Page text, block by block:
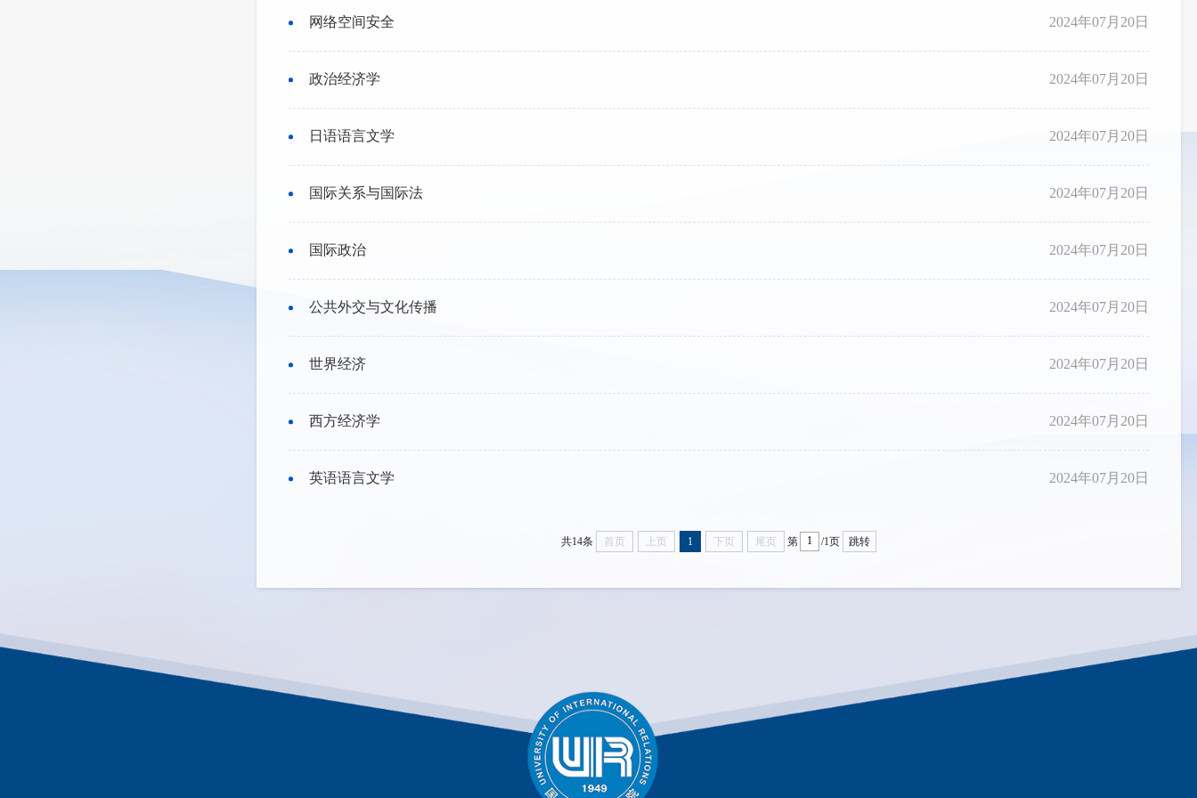
2024年07月20日
网络空间安全
2024年07月20日
政治经济学
2024年07月20日
日语语言文学
2024年07月20日
国际关系与国际法
2024年07月20日
国际政治
2024年07月20日
公共外交与文化传播
2024年07月20日
世界经济
2024年07月20日
西方经济学
2024年07月20日
英语语言文学
共14条 首页 上页 1 下页 尾页 第 /1页 跳转